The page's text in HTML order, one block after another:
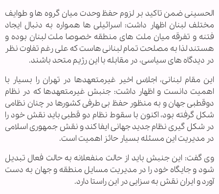
الحسینی ضمن تاکید بر لزوم حفظ وحدت میان گروه ها و طوایف
مختلف لبنان اظهار داشت: اسرائیلی ها همواره به دنبال ایجاد
فتنه و تفرقه میان ملت های منطقه خصوصا ملت لبنان بوده و
هستند لذا به مصلحت تمام لبنانی هاست که علی رغم تفاوت نظر
در دیدگاه های سیاسی، در مقابله با این رژیم متحد باشند.
این مقام لبنانی، اجلاس اخیر غیرمتعهدها در تهران را بسیار با
اهمیت دانست و اظهار داشت: جنبش غیرمتعهدها که در نظام
دوقطبی جهان و به منظور حفظ بی طرفی کشورها در چنان نظامی
شکل گرفته بود، اکنون با سقوط نظام دو قطبی باید نقش خود را
در شکل گیری نظام جدید جهانی ایفا کند و نقش جمهوری اسلامی
در مدیریت این مسئله بسیار حائز اهمیت است.
وی گفت: این جنبش باید از حالت منفعلانه به حالت فعال تبدیل
شود و جایگاه خود را در مدیریت مسایل منطقه و جهان به دست
آورد و ایران نقش به سزایی در این راستا دارد.